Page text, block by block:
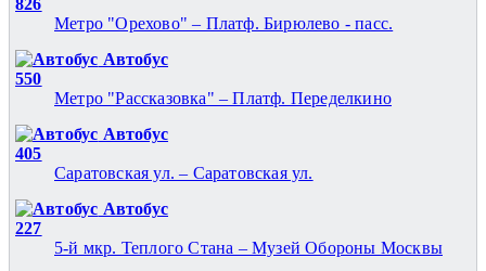
826
Метро "Орехово" – Платф. Бирюлево - пасс.
Автобус
550
Метро "Рассказовка" – Платф. Переделкино
Автобус
405
Саратовская ул. – Саратовская ул.
Автобус
227
5-й мкр. Теплого Стана – Музей Обороны Москвы